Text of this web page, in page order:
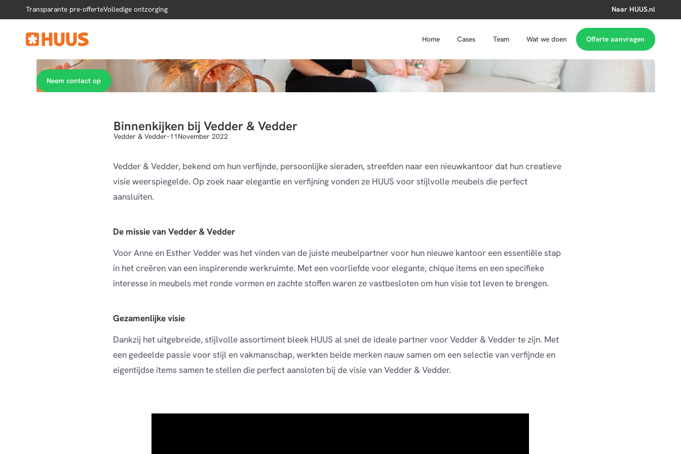
Transparante pre-offerteVolledige ontzorging Naar HUUS.nl
Home Cases Team Wat we doen Offerte aanvragen
Neem contact op
Binnenkijken bij Vedder & Vedder
Vedder & Vedder–11November 2022
Vedder & Vedder, bekend om hun verfijnde, persoonlijke sieraden, streefden naar een nieuwkantoor dat hun creatieve
visie weerspiegelde. Op zoek naar elegantie en verfijning vonden ze HUUS voor stijlvolle meubels die perfect
aansluiten.
De missie van Vedder & Vedder
Voor Anne en Esther Vedder was het vinden van de juiste meubelpartner voor hun nieuwe kantoor een essentiële stap
in het creëren van een inspirerende werkruimte. Met een voorliefde voor elegante, chique items en een specifieke
interesse in meubels met ronde vormen en zachte stoffen waren ze vastbesloten om hun visie tot leven te brengen.
Gezamenlijke visie
Dankzij het uitgebreide, stijlvolle assortiment bleek HUUS al snel de ideale partner voor Vedder & Vedder te zijn. Met
een gedeelde passie voor stijl en vakmanschap, werkten beide merken nauw samen om een selectie van verfijnde en
eigentijdse items samen te stellen die perfect aansloten bij de visie van Vedder & Vedder.